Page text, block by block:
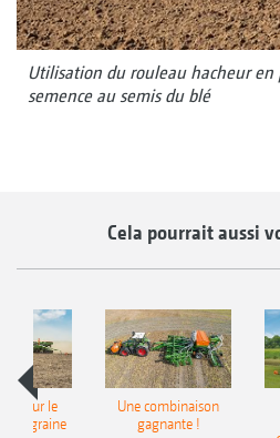
Utilisation du rouleau hacheur
semence au semis du blé
Cela pourrait aussi
pour le
Une combinaison
gagnante !